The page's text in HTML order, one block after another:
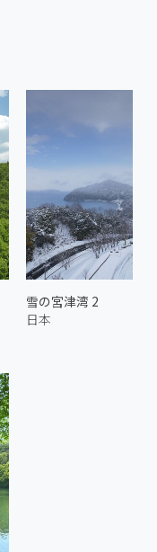
雪の宮津湾 2
日本